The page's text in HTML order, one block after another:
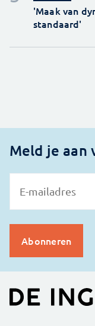
'Maak van
standaard'
Meld je aan